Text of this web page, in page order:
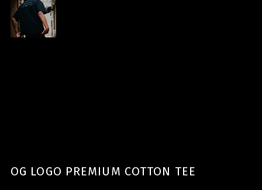
OG LOGO PREMIUM COTTON TEE